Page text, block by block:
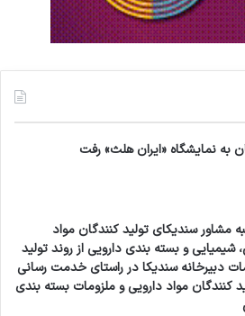
به نمایشگاه «ایران هلث» رفت
مشاور سندیکای تولید کنندگان مواد
شیمیایی و بسته بندی دارویی از روند تولید
دبیرخانه سندیکا در راستای خدمت رسانی
کنندگان مواد دارویی و ملزومات بسته بندی